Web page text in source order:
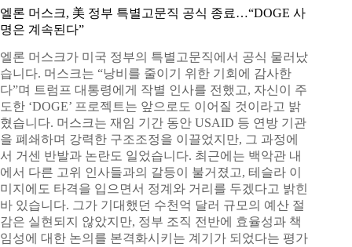
엘론 머스크, 美 정부 특별고문직 공식 종료…“DOGE 사
명은 계속된다”
엘론 머스크가 미국 정부의 특별고문직에서 공식 물러났
습니다. 머스크는 “낭비를 줄이기 위한 기회에 감사한
다”며 트럼프 대통령에게 작별 인사를 전했고, 자신이 주
도한 ‘DOGE’ 프로젝트는 앞으로도 이어질 것이라고 밝
혔습니다. 머스크는 재임 기간 동안 USAID 등 연방 기관
을 폐쇄하며 강력한 구조조정을 이끌었지만, 그 과정에
서 거센 반발과 논란도 일었습니다. 최근에는 백악관 내
에서 다른 고위 인사들과의 갈등이 불거졌고, 테슬라 이
미지에도 타격을 입으면서 정계와 거리를 두겠다고 밝힌
바 있습니다. 그가 기대했던 수천억 달러 규모의 예산 절
감은 실현되지 않았지만, 정부 조직 전반에 효율성과 책
임성에 대한 논의를 본격화시키는 계기가 되었다는 평가